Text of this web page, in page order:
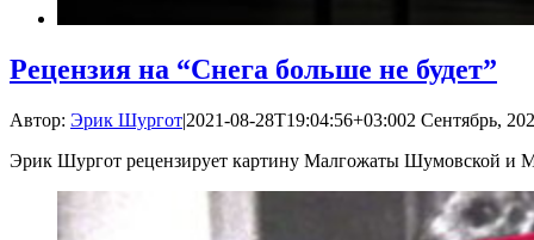
Рецензия на “Снега больше не будет”
Автор: Эрик Шургот|2021-08-28T19:04:56+03:002 Сентябрь,
Эрик Шургот рецензирует картину Малгожаты Шумовской и